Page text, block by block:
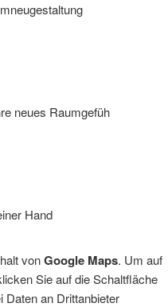
neues Raumgefüh
Hand
vonGoogle Maps. Um auf
Sie auf die Schaltfläche
Daten an Drittanbieter